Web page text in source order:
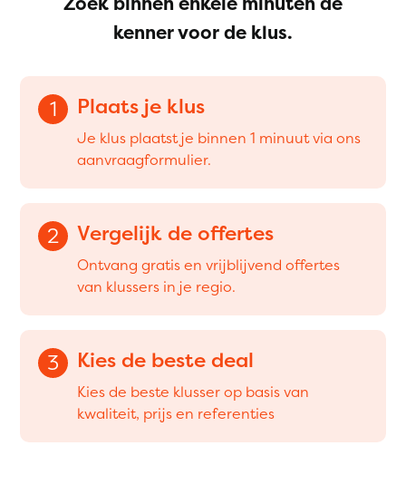
kenner voor de klus.
1 Plaats je klus
Je klus plaatst je binnen 1 minuut via ons
aanvraagformulier.
2 Vergelijk de offertes
Ontvang gratis en vrijblijvend offertes
van klussers in je regio.
3 Kies de beste deal
Kies de beste klusser op basis van
kwaliteit, prijs en referenties